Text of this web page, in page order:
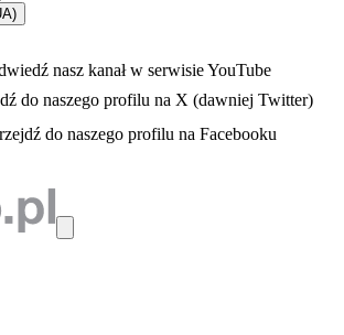
- otwiera się w nowej karcie
nasz kanał w serwisie YouTube
w nowej karcie
do naszego profilu na X (dawniej Twitter)
- otwiera się w nowej karcie
do naszego profilu na Facebooku